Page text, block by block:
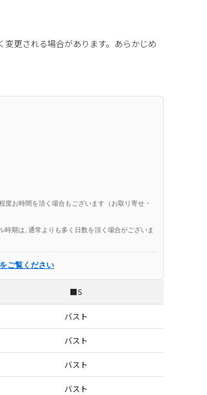
更される場合があります。あらかじめ
お時間を頂く場合もございます（お取り寄せ・
期は, 通常よりも多く日数を頂く場合がございま
ご覧ください
■S
バスト
バスト
バスト
バスト